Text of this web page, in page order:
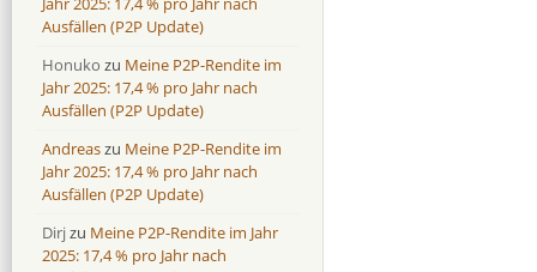
Ausfällen (P2P Update)
Honuko zu Meine P2P-Rendite im
Jahr 2025: 17,4 % pro Jahr nach
Ausfällen (P2P Update)
Andreaszu Meine P2P-Rendite im
Jahr 2025: 17,4 % pro Jahr nach
Ausfällen (P2P Update)
Dirjzu Meine P2P-Rendite im Jahr
2025: 17,4 % pro Jahr nach